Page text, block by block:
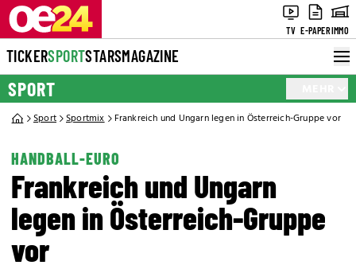
TV E-PAPERIMMO
TICKERSPORTSTARSMAGAZINE
SPORT
Sport Sportmix Frankreich und Ungarn legen in Österreich-Gruppe vor
HANDBALL-EURO
Frankreich und Ungarn
legen in Österreich-Gruppe
vor